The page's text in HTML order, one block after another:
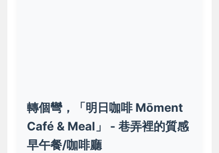
轉個彎，「明日咖啡 Mōment
Café & Meal」 - 巷弄裡的質感
早午餐/咖啡廳